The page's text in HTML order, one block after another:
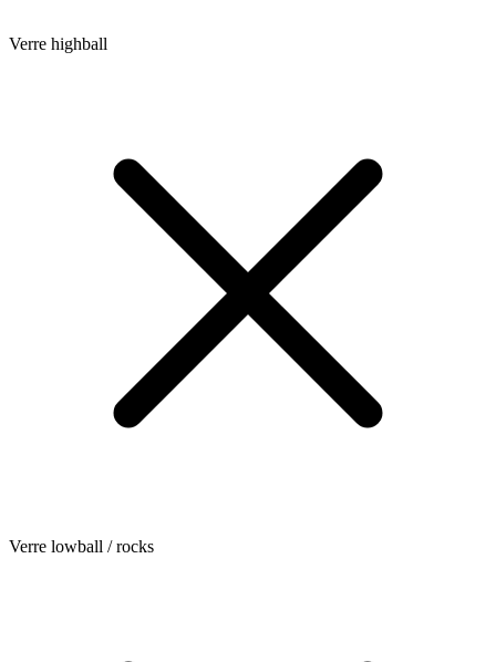
Verre highball
Verre lowball / rocks